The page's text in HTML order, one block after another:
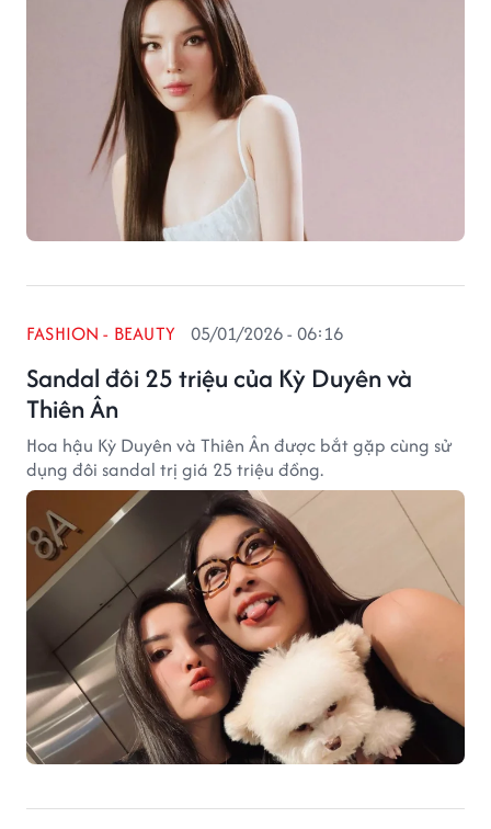
Sandal đôi 25 triệu của Kỳ Duyên và
Thiên Ân
FASHION - BEAUTY 05/01/2026 - 06:16
Hoa hậu Kỳ Duyên và Thiên Ân được bắt gặp cùng sử
dụng đôi sandal trị giá 25 triệu đồng.